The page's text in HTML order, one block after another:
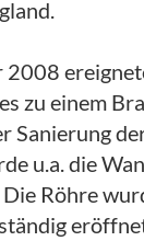
2008
zu einem
Sanierung
u.a. die
Röhre